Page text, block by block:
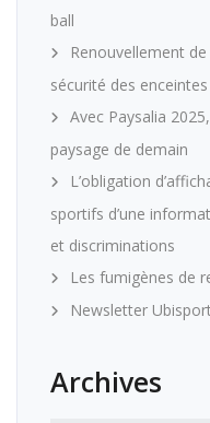
ball
Renouvellement
sécurité des
Avec Paysalia
paysage de demain
L’obligation
sportifs d’une
et discriminations
Les fumigènes de
Newsletter
Archives